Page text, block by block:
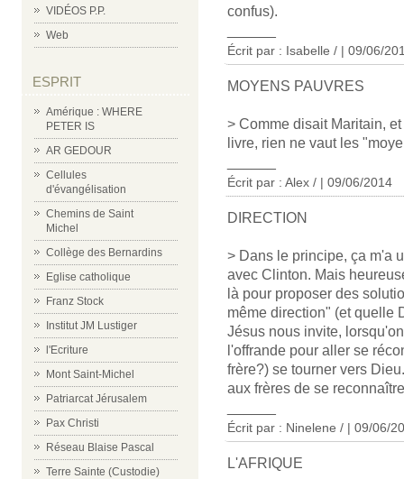
VIDÉOS P.P.
Web
ESPRIT
Amérique : WHERE
PETER IS
AR GEDOUR
Cellules
d'évangélisation
Chemins de Saint
Michel
Collège des Bernardins
Eglise catholique
Franz Stock
Institut JM Lustiger
l'Ecriture
Mont Saint-Michel
Patriarcat Jérusalem
Pax Christi
Réseau Blaise Pascal
Terre Sainte (Custodie)
confus).
Écrit par : Isabelle / | 09/06/
MOYENS PAUVRES
> Comme disait Maritain,
livre, rien ne vaut les
Écrit par : Alex / | 09/06/2014
DIRECTION
> Dans le principe, ça m'a
avec Clinton. Mais
là pour proposer des
même direction" (et quelle
Jésus nous invite,
l'offrande pour aller se
frère?) se tourner vers
aux frères de se
Écrit par : Ninelene / | 09/06/
L'AFRIQUE